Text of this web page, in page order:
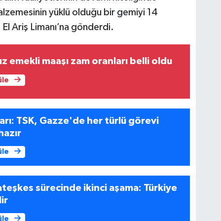
yüklü olduğu bir gemiyi 14
El Ariş Limanı’na gönderdi.
emekli maaşı zam oranları belli oldu
TSK, Gazze'de her türlü görevi
sürecinde ikinci aşama: Türkiye